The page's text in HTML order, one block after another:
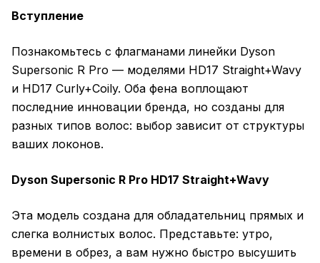
Вступление
Познакомьтесь с флагманами линейки Dyson
Supersonic R Pro — моделями HD17 Straight+Wavy
и HD17 Curly+Coily. Оба фена воплощают
последние инновации бренда, но созданы для
разных типов волос: выбор зависит от структуры
ваших локонов.
Dyson Supersonic R Pro HD17 Straight+Wavy
Эта модель создана для обладательниц прямых и
слегка волнистых волос. Представьте: утро,
времени в обрез, а вам нужно быстро высушить